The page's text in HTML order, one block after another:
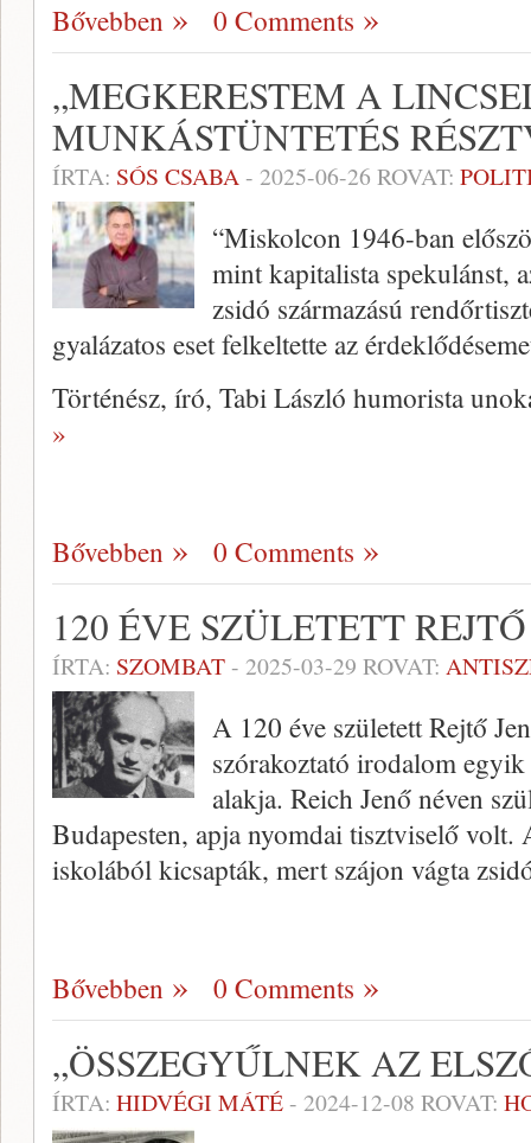
Bővebben 0 Comments
„MEGKERESTEM A
MUNKÁSTÜNTETÉS
ÍRTA: SÓS CSABA- 2025-06-26 ROVAT:
“Miskolcon 1946-ban
mint kapitalista spekulánst,
zsidó származású
gyalázatos eset felkeltette az
Történész, író, Tabi László humorista
»
Bővebben 0 Comments
120 ÉVE SZÜLETETT
ÍRTA: SZOMBAT- 2025-03-29 ROVAT:
A 120 éve született Rejtő
szórakoztató irodalom
alakja. Reich Jenő néven
Budapesten, apja nyomdai tisztviselő
iskolából kicsapták, mert szájon vágta
Bővebben 0 Comments
„ÖSSZEGYŰLNEK AZ
ÍRTA: HIDVÉGI MÁTÉ- 2024-12-08 ROVAT: